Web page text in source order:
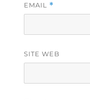
EMAIL *
SITE WEB